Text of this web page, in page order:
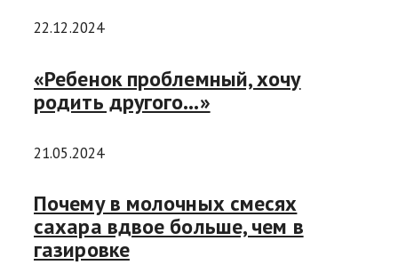
22.12.2024
«Ребенок проблемный, хочу
родить другого…»
21.05.2024
Почему в молочных смесях
сахара вдвое больше, чем в
газировке